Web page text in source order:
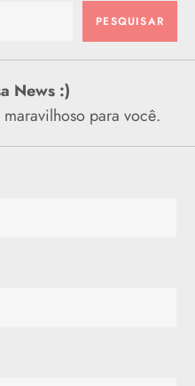
PESQUISAR
News :)
para você.